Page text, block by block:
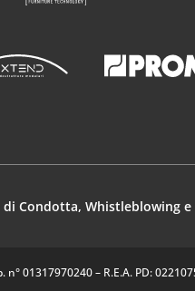
Condotta, Whistleblowing e
01317970240 – R.E.A. PD: